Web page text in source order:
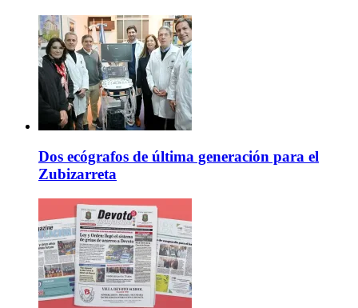
Dos ecógrafos de última generación para el
Zubizarreta